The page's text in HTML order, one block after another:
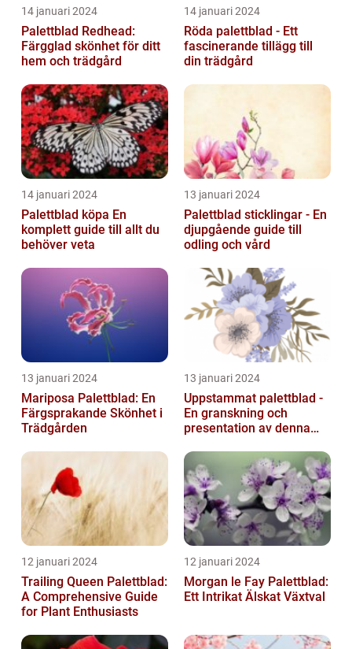
14 januari 2024
Palettblad Redhead:
Färgglad skönhet för ditt
hem och trädgård
14 januari 2024
Röda palettblad - Ett
fascinerande tillägg till
din trädgård
14 januari 2024
Palettblad köpa En
komplett guide till allt du
behöver veta
13 januari 2024
Palettblad sticklingar - En
djupgående guide till
odling och vård
13 januari 2024
Mariposa Palettblad: En
Färgsprakande Skönhet i
Trädgården
13 januari 2024
Uppstammat palettblad -
En granskning och
presentation av denna
12 januari 2024
Trailing Queen Palettblad:
A Comprehensive Guide
for Plant Enthusiasts
12 januari 2024
Morgan le Fay Palettblad:
Ett Intrikat Älskat Växtval